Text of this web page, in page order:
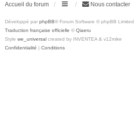
Accueil du forum Nous contacter
Développé par phpBB® Forum Software © phpBB Limited
Traduction française officielle © Qiaeru
Style we_universal created by INVENTEA & v12mike
Confidentialité | Conditions